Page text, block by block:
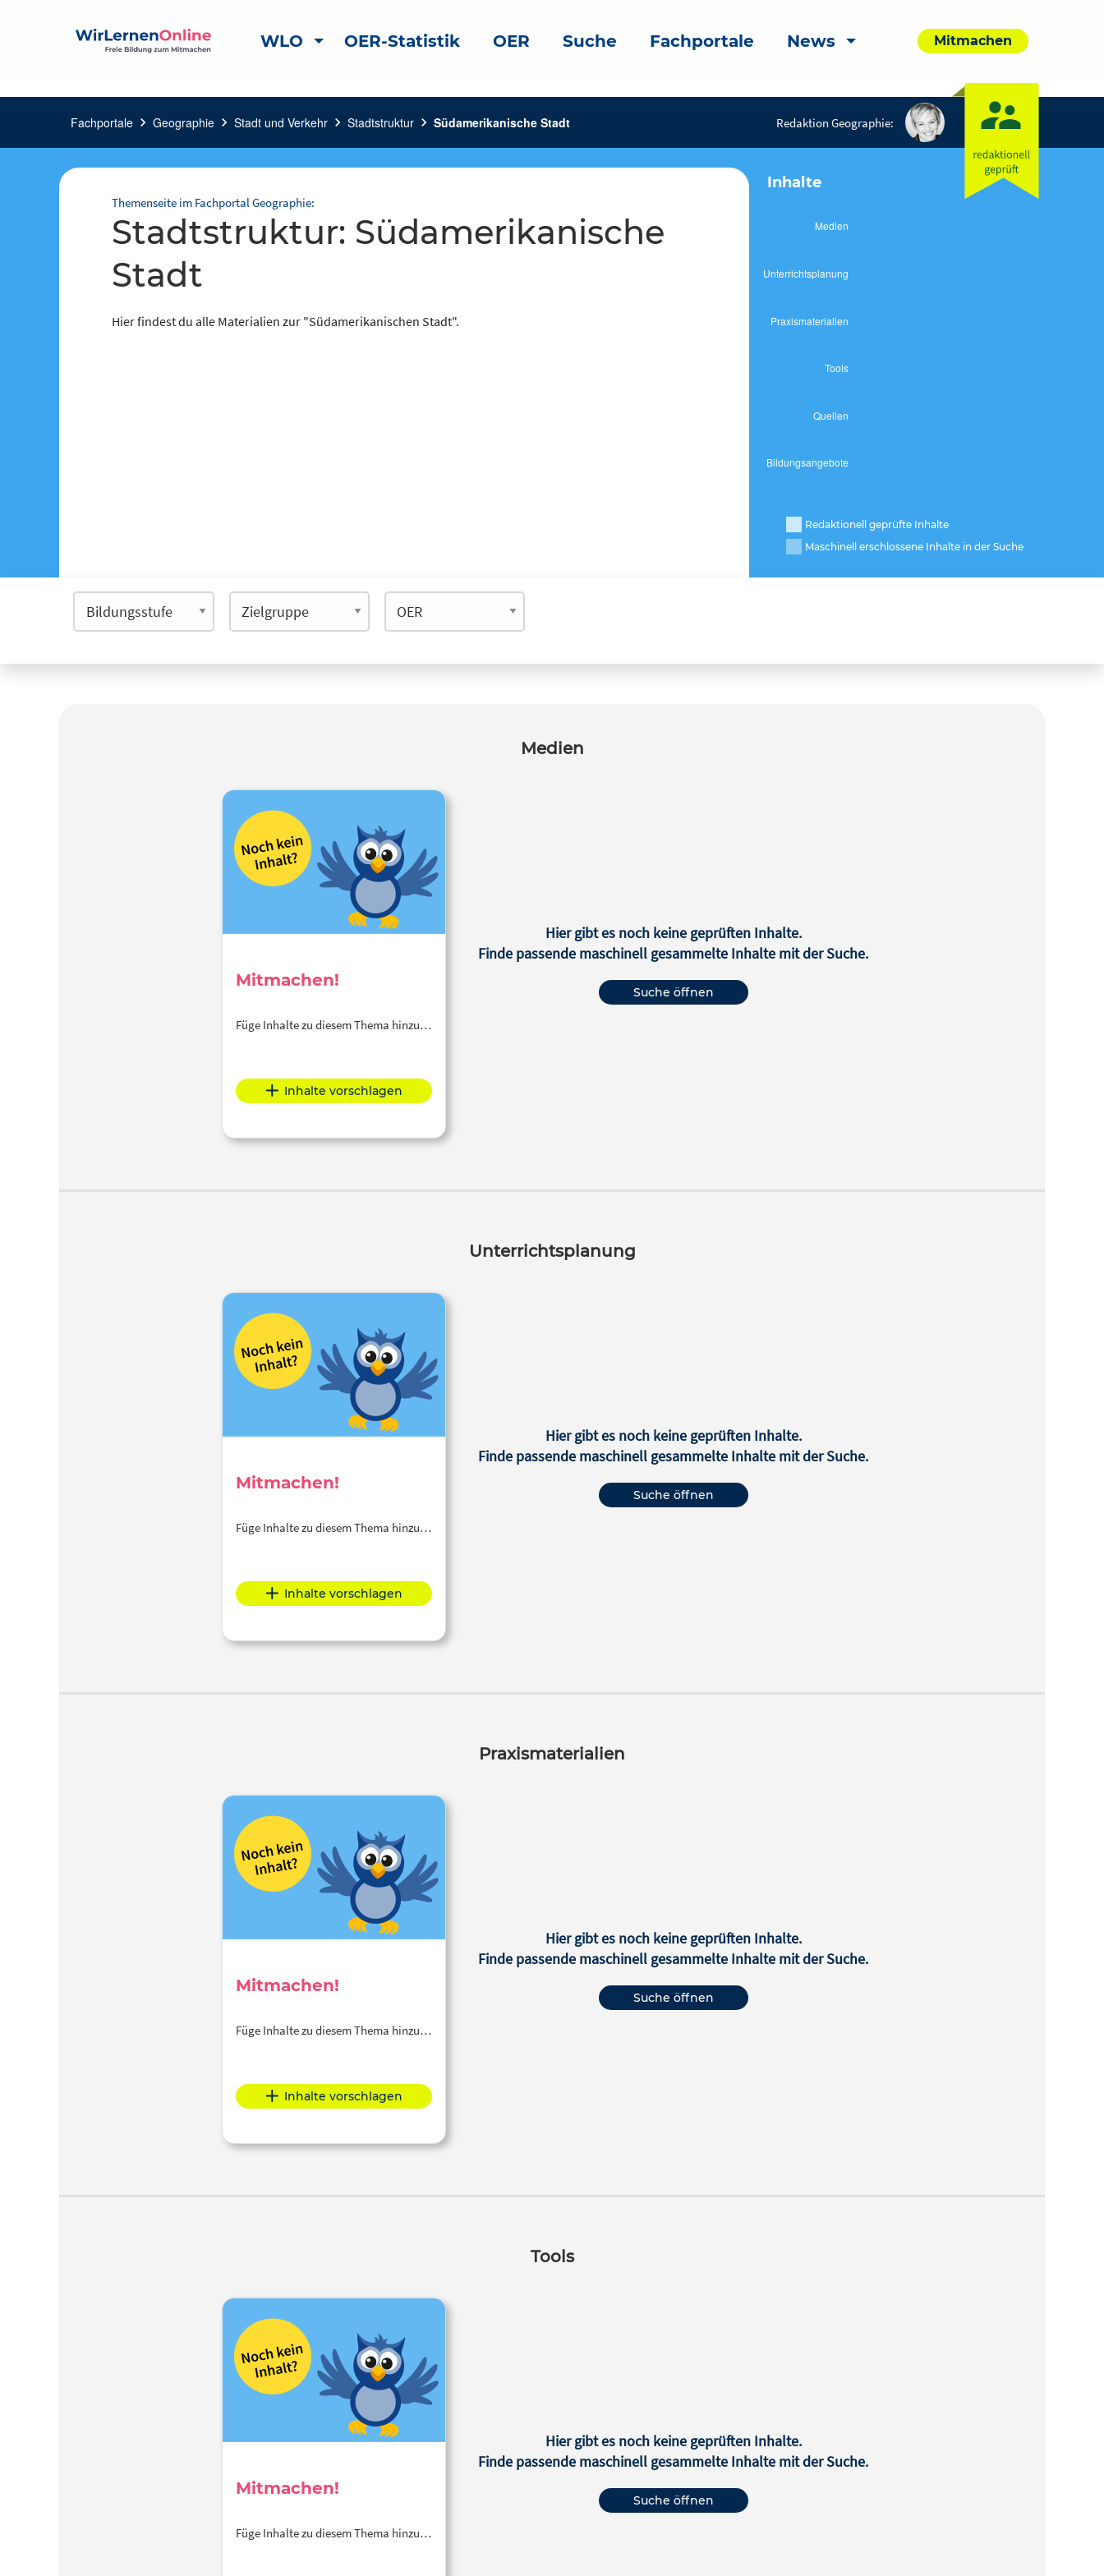
WLO OER-Statistik OER Suche Fachportale News Mitmachen
Fachportale chevron_right Geographie chevron_right Stadt und Verkehr chevron_right Stadtstruktur chevron_right Südamerikanische Stadt Redaktion Geographie:
Themenseite im Fachportal Geographie:
Stadtstruktur: Südamerikanische
Stadt
Hier findest du alle Materialien zur "Südamerikanischen Stadt".
Inhalte
Redaktionell geprüfte Inhalte
Maschinell erschlossene Inhalte in der Suche
Medien
Mitmachen!
Füge Inhalte zu diesem Thema hinzu…
Inhalte vorschlagen
Hier gibt es noch keine geprüften Inhalte.
Finde passende maschinell gesammelte Inhalte mit der Suche.
Suche öffnen
Unterrichtsplanung
Mitmachen!
Füge Inhalte zu diesem Thema hinzu…
Inhalte vorschlagen
Hier gibt es noch keine geprüften Inhalte.
Finde passende maschinell gesammelte Inhalte mit der Suche.
Suche öffnen
Praxismaterialien
Mitmachen!
Füge Inhalte zu diesem Thema hinzu…
Inhalte vorschlagen
Hier gibt es noch keine geprüften Inhalte.
Finde passende maschinell gesammelte Inhalte mit der Suche.
Suche öffnen
Tools
Mitmachen!
Füge Inhalte zu diesem Thema hinzu…
Hier gibt es noch keine geprüften Inhalte.
Finde passende maschinell gesammelte Inhalte mit der Suche.
Suche öffnen